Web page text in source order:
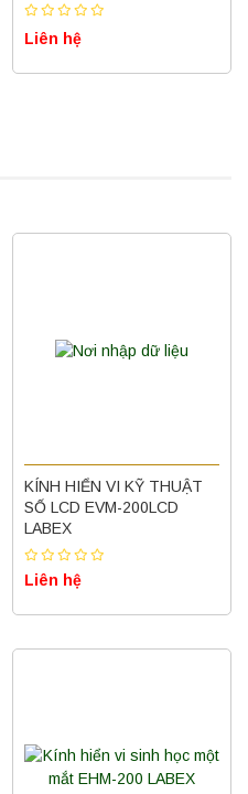
Liên hệ
KÍNH HIỂN VI KỸ THUẬT
SỐ LCD EVM-200LCD
LABEX
Liên hệ